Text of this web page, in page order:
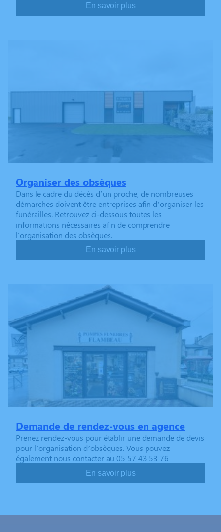
En savoir plus
Organiser des obsèques
Dans le cadre du décès d’un proche, de nombreuses
démarches doivent être entreprises afin d’organiser les
funérailles. Retrouvez ci-dessous toutes les
informations nécessaires afin de comprendre
l'organisation des obsèques.
En savoir plus
Demande de rendez-vous en agence
Prenez rendez-vous pour établir une demande de devis
pour l’organisation d’obsèques. Vous pouvez
également nous contacter au 05 57 43 53 76
En savoir plus